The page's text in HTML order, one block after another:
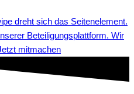
Beteiligungsplattform. Wir
mitmachen